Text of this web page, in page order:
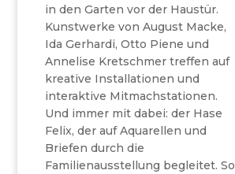
in den Garten vor der Haustür.
Kunstwerke von August Macke,
Ida Gerhardi, Otto Piene und
Annelise Kretschmer treffen auf
kreative Installationen und
interaktive Mitmachstationen.
Und immer mit dabei: der Hase
Felix, der auf Aquarellen und
Briefen durch die
Familienausstellung begleitet. So